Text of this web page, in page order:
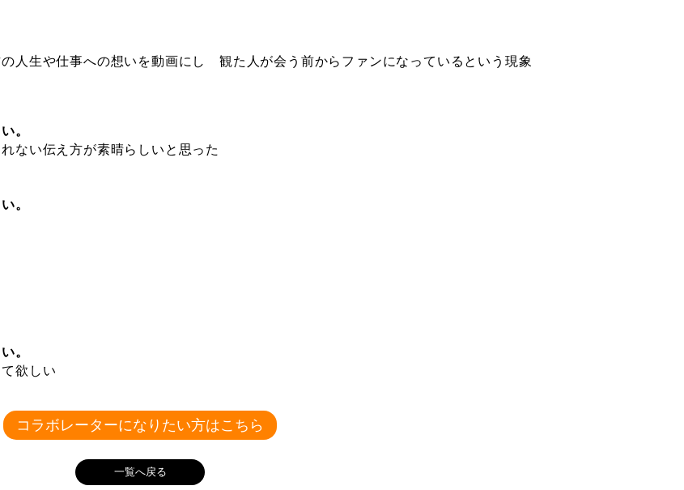
人生や仕事への想いを動画にし 観た人が会う前からファンになっているという現象
。
ない伝え方が素晴らしいと思った
。
。
欲しい
コラボレーターになりたい方はこちら
一覧へ戻る